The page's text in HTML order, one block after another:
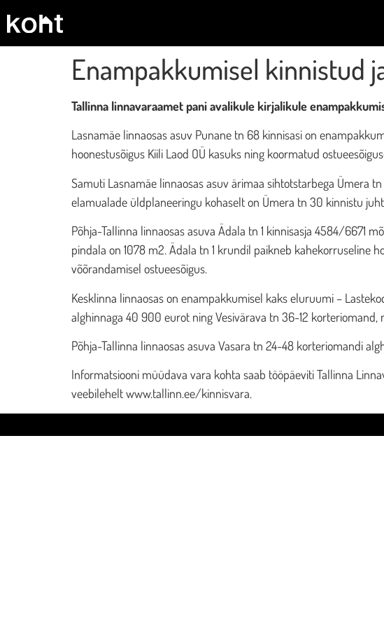
Enampakkumisel kinnistud
Tallinna linnavaraamet pani avalikule kirjalikule
Lasnamäe linnaosas asuv Punane tn 68 kinnisasi on
hoonestusõigus Kiili Laod OÜ kasuks ning koormatud
Samuti Lasnamäe linnaosas asuv ärimaa sihtotstarbega Ümera
elamualade üldplaneeringu kohaselt on Ümera tn 30 kinnistu
Põhja-Tallinna linnaosas asuva Ädala tn 1 kinnisasja 4584/6671
pindala on 1078 m2. Ädala tn 1 krundil paikneb kahekorruseline
võõrandamisel ostueesõigus.
Kesklinna linnaosas on enampakkumisel kaks eluruumi –
alghinnaga 40 900 eurot ning Vesivärava tn 36-12
Põhja-Tallinna linnaosas asuva Vasara tn 24-48 korteriomandi
Informatsiooni müüdava vara kohta saab tööpäeviti Tallinna
veebilehelt www.tallinn.ee/kinnisvara.